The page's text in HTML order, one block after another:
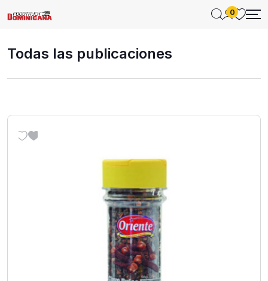
0
Todas las publicaciones